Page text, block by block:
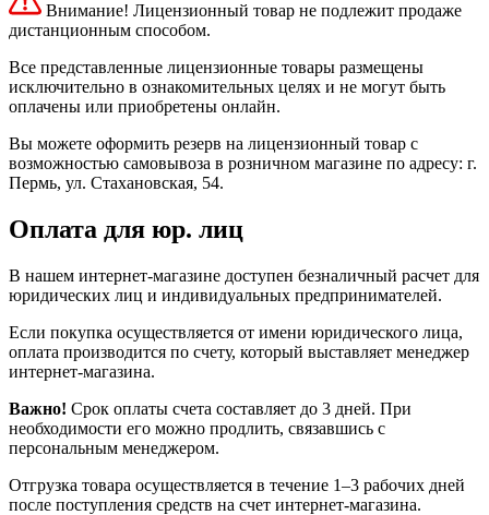
Внимание! Лицензионный товар не подлежит продаже
дистанционным способом.
Все представленные лицензионные товары размещены
исключительно в ознакомительных целях и не могут быть
оплачены или приобретены онлайн.
Вы можете оформить резерв на лицензионный товар с
возможностью самовывоза в розничном магазине по адресу: г.
Пермь, ул. Стахановская, 54.
Оплата для юр. лиц
В нашем интернет-магазине доступен безналичный расчет для
юридических лиц и индивидуальных предпринимателей.
Если покупка осуществляется от имени юридического лица,
оплата производится по счету, который выставляет менеджер
интернет-магазина.
Важно! Срок оплаты счета составляет до 3 дней. При
необходимости его можно продлить, связавшись с
персональным менеджером.
Отгрузка товара осуществляется в течение 1–3 рабочих дней
после поступления средств на счет интернет-магазина.